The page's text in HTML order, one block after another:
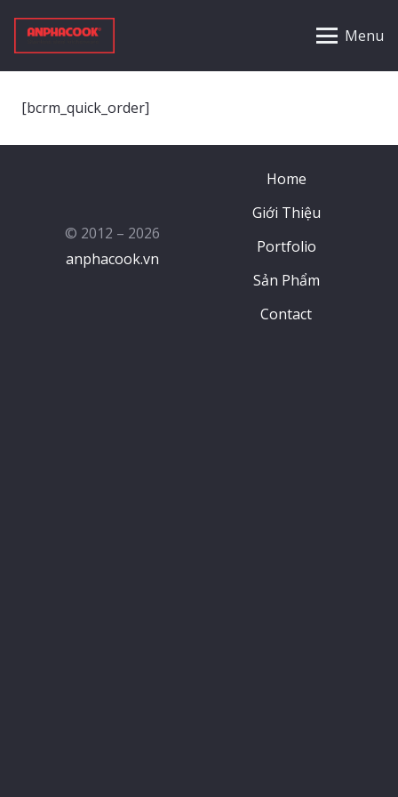
Menu
[bcrm_quick_order]
© 2012 – 2026
anphacook.vn
Home
Giới Thiệu
Portfolio
Sản Phẩm
Contact